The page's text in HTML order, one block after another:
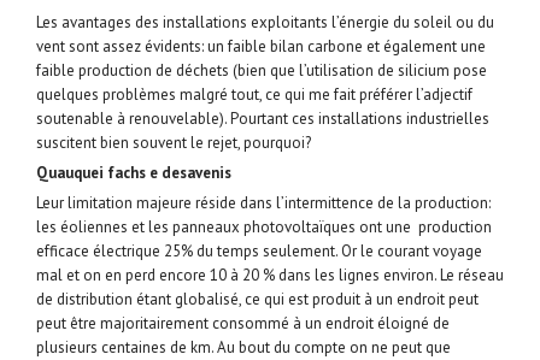
Les avantages des installations exploitants l’énergie du soleil ou du
vent sont assez évidents: un faible bilan carbone et également une
faible production de déchets (bien que l’utilisation de silicium pose
quelques problèmes malgré tout, ce qui me fait préférer l’adjectif
soutenable à renouvelable). Pourtant ces installations industrielles
suscitent bien souvent le rejet, pourquoi?
Quauquei fachs e desavenis
Leur limitation majeure réside dans l’intermittence de la production:
les éoliennes et les panneaux photovoltaïques ont une production
efficace électrique 25% du temps seulement. Or le courant voyage
mal et on en perd encore 10 à 20 % dans les lignes environ. Le réseau
de distribution étant globalisé, ce qui est produit à un endroit peut
peut être majoritairement consommé à un endroit éloigné de
plusieurs centaines de km. Au bout du compte on ne peut que